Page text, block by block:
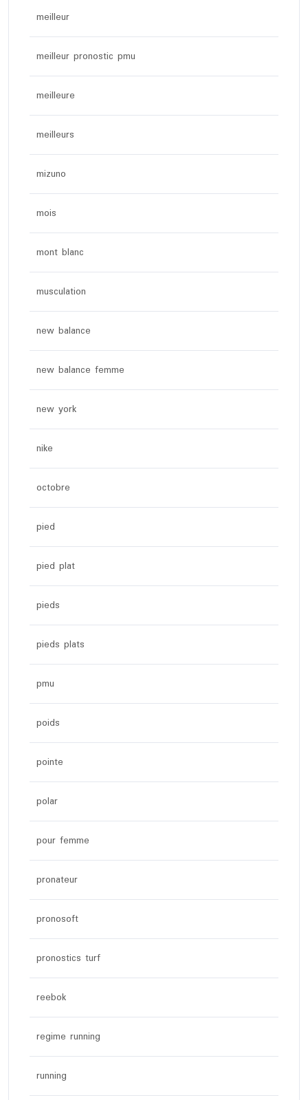
meilleur
meilleur pronostic pmu
meilleure
meilleurs
mizuno
mois
mont blanc
musculation
new balance
new balance femme
new york
nike
octobre
pied
pied plat
pieds
pieds plats
pmu
poids
pointe
polar
pour femme
pronateur
pronosoft
pronostics turf
reebok
regime running
running